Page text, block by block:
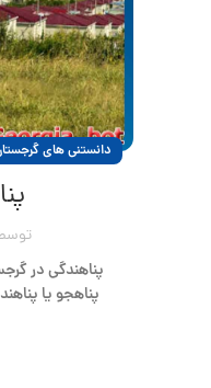
دانستنی های
پناهجو یا